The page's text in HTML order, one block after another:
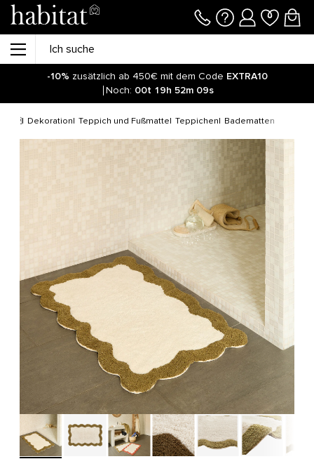
-10% zusätzlich ab 450€ mit dem Code EXTRA10
Noch: 00t 19h 52m 08s
Dekoration Teppich und Fußmatte Teppichen Badematten